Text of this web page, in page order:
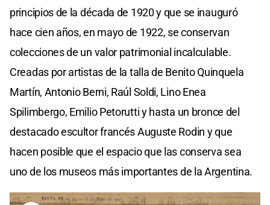
principios de la década de 1920 y que se inauguró
hace cien años, en mayo de 1922, se conservan
colecciones de un valor patrimonial incalculable.
Creadas por artistas de la talla de Benito Quinquela
Martín, Antonio Berni, Raúl Soldi, Lino Enea
Spilimbergo, Emilio Petorutti y hasta un bronce del
destacado escultor francés Auguste Rodin y que
hacen posible que el espacio que las conserva sea
uno de los museos más importantes de la Argentina.